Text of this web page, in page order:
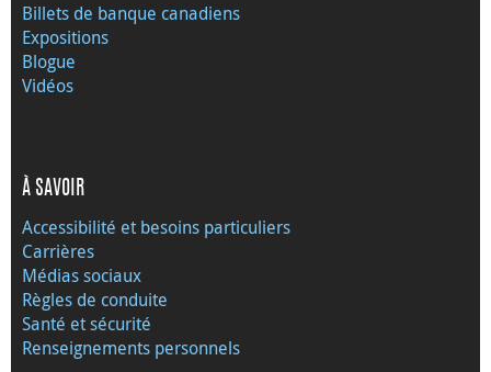
Billets de banque canadiens
Expositions
Blogue
Vidéos
À SAVOIR
Accessibilité et besoins particuliers
Carrières
Médias sociaux
Règles de conduite
Santé et sécurité
Renseignements personnels